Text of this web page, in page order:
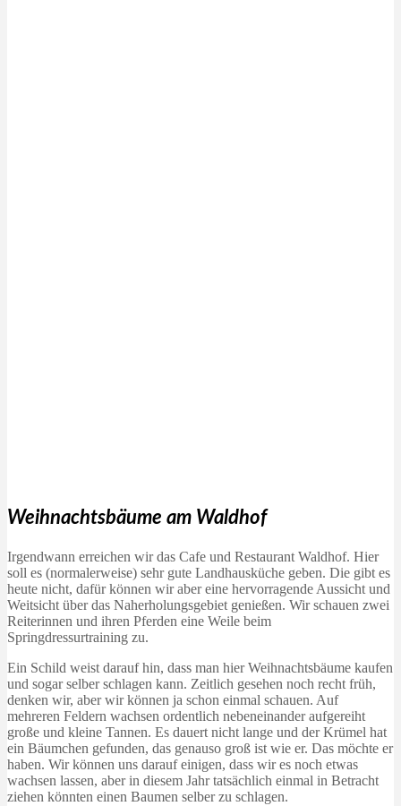
Weihnachtsbäume am Waldhof
Irgendwann erreichen wir das Cafe und Restaurant Waldhof. Hier
soll es (normalerweise) sehr gute Landhausküche geben. Die gibt es
heute nicht, dafür können wir aber eine hervorragende Aussicht und
Weitsicht über das Naherholungsgebiet genießen. Wir schauen zwei
Reiterinnen und ihren Pferden eine Weile beim
Springdressurtraining zu.
Ein Schild weist darauf hin, dass man hier Weihnachtsbäume kaufen
und sogar selber schlagen kann. Zeitlich gesehen noch recht früh,
denken wir, aber wir können ja schon einmal schauen. Auf
mehreren Feldern wachsen ordentlich nebeneinander aufgereiht
große und kleine Tannen. Es dauert nicht lange und der Krümel hat
ein Bäumchen gefunden, das genauso groß ist wie er. Das möchte er
haben. Wir können uns darauf einigen, dass wir es noch etwas
wachsen lassen, aber in diesem Jahr tatsächlich einmal in Betracht
ziehen könnten einen Baumen selber zu schlagen.